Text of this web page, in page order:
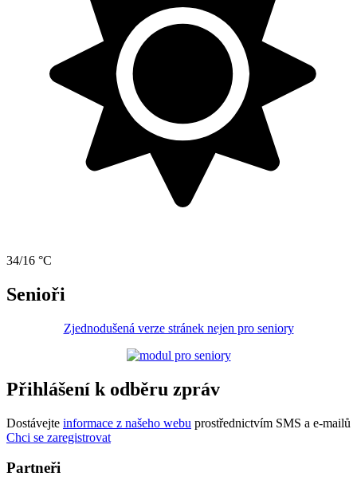
34/16 °C
Senioři
Zjednodušená verze stránek nejen pro seniory
Přihlášení k odběru zpráv
Dostávejte informace z našeho webu prostřednictvím SMS a e-mailů
Chci se zaregistrovat
Partneři